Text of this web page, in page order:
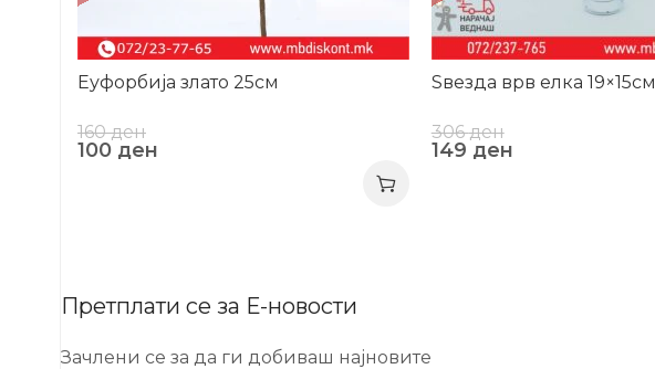
Еуфорбија злато 25см
160ден
100 ден
Ѕвезда врв елка 19×15см
306ден
149 ден
Претплати се за Е-новости
Зачлени се за да ги добиваш најновите